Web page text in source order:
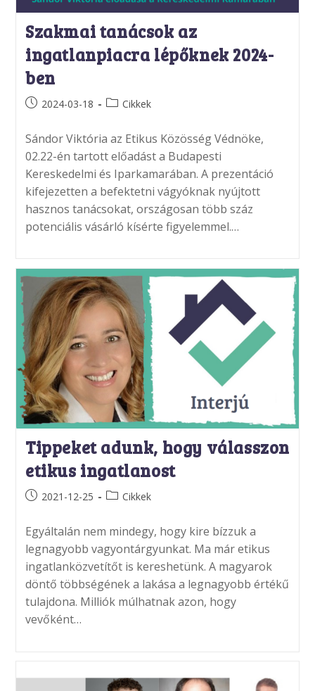
Szakmai tanácsok az
ingatlanpiacra lépőknek 2024-
ben
Post2024-03-18
PostCikkek
Sándor Viktória az Etikus Közösség Védnöke,
02.22-én tartott előadást a Budapesti
Kereskedelmi és Iparkamarában. A prezentáció
kifejezetten a befektetni vágyóknak nyújtott
hasznos tanácsokat, országosan több száz
potenciális vásárló kísérte figyelemmel.…
Tippeket adunk, hogy válasszon
etikus ingatlanost
Post2021-12-25
PostCikkek
Egyáltalán nem mindegy, hogy kire bízzuk a
legnagyobb vagyontárgyunkat. Ma már etikus
ingatlanközvetítőt is kereshetünk. A magyarok
döntő többségének a lakása a legnagyobb értékű
tulajdona. Milliók múlhatnak azon, hogy
vevőként…